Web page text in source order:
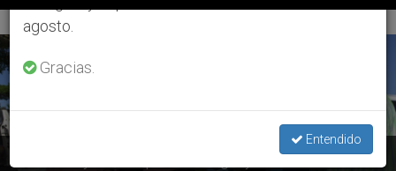
ÚLTIMAS NOTICIAS
Bolivia: Proyecto Chiquitania entrega ayudas a comunidades
agosto.
Gracias.
Entendido